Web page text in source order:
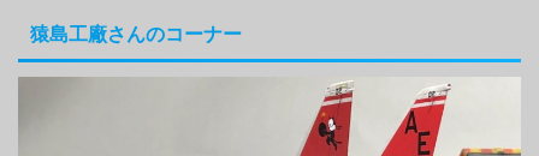
猿島工廠さんのコーナー